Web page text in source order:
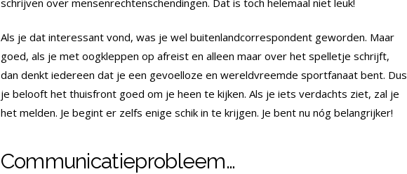
Als je dat interessant vond, was je wel buitenlandcorrespondent geworden. Maar
goed, als je met oogkleppen op afreist en alleen maar over het spelletje schrijft,
dan denkt iedereen dat je een gevoelloze en wereldvreemde sportfanaat bent. Dus
je belooft het thuisfront goed om je heen te kijken. Als je iets verdachts ziet, zal je
het melden. Je begint er zelfs enige schik in te krijgen. Je bent nu nóg belangrijker!
Communicatieprobleem…